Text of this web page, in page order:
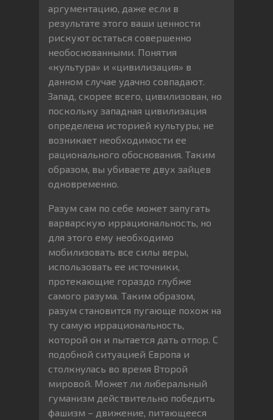
аргументацию, даже если в
результате этого ваши ценности
рискуют остаться совершенно
необоснованными. Понятия
«культура» и «цивилизация» в
данном случае удачно совпадают.
Запад, скорее всего, цивилизован, но
поскольку западная цивилизация
определена историей культуры, не
возникает необходимости ее
рационального обоснования. Таким
образом, вы убиваете двух зайцев
одновременно.
Разум сам по себе может запугать
варварскую иррациональность, но
для этого ему необходимо
мобилизовать все силы веры,
использовать ее источники,
протекающие гораздо глубже
самого разума. Таким образом,
разум становится пугающе похож на
ту самую иррациональность,
которой он и пытается дать отпор. С
подобной ситуацией Европа и
столкнулась во время Второй
мировой. Может ли либеральный
гуманизм действительно победить
фашизм – движение, питающееся